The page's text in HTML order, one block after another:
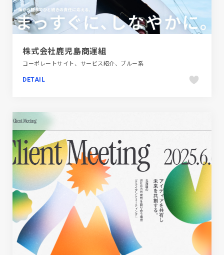
株式会社鹿児島商運組
コーポレートサイト、サービス紹介、ブルー系
DETAIL